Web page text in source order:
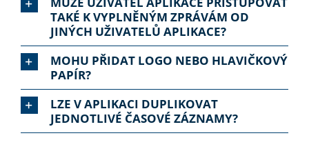
TAKÉ K VYPLNĚNÝM ZPRÁVÁM OD
JINÝCH UŽIVATELŮ APLIKACE?
MOHU PŘIDAT LOGO NEBO HLAVIČKOVÝ
PAPÍR?
LZE V APLIKACI DUPLIKOVAT
JEDNOTLIVÉ ČASOVÉ ZÁZNAMY?